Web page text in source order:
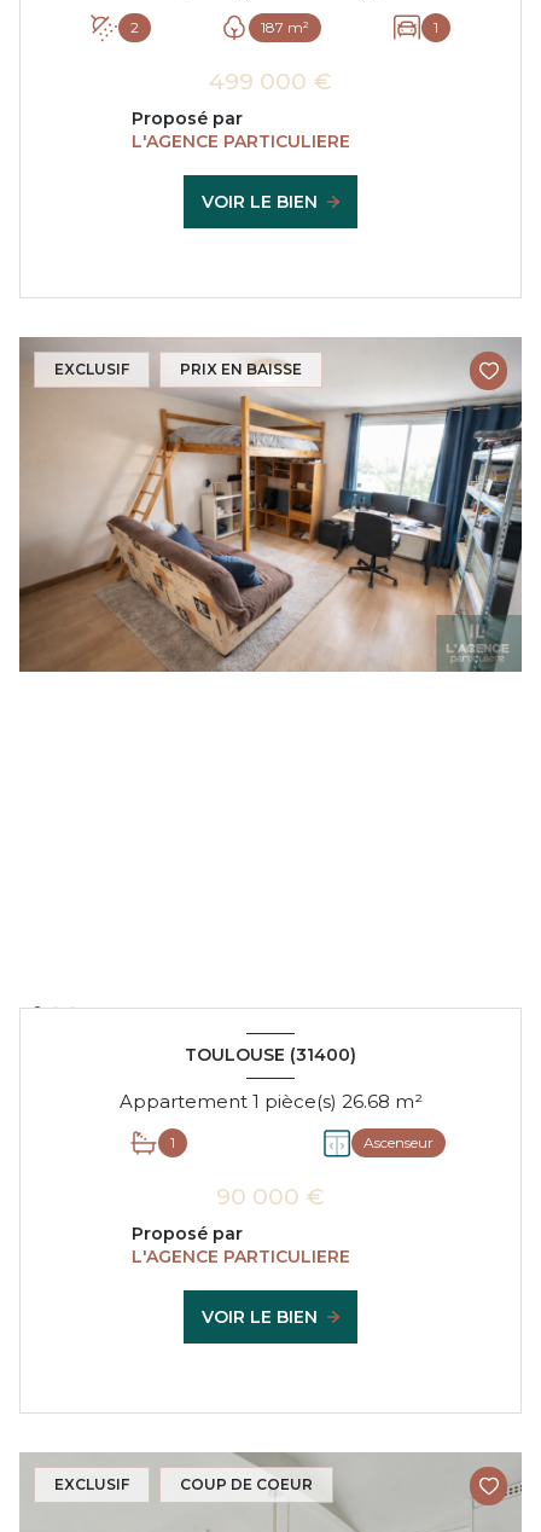
2 187 m² 1
499 000 €
Proposé par
L'AGENCE PARTICULIERE
VOIR LE BIEN
EXCLUSIF PRIX EN BAISSE
TOULOUSE (31400)
Appartement 1 pièce(s) 26.68 m²
1 Ascenseur
90 000 €
Proposé par
L'AGENCE PARTICULIERE
VOIR LE BIEN
EXCLUSIF COUP DE COEUR